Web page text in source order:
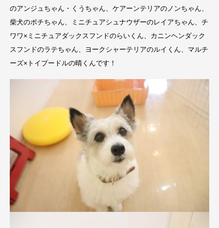
のアンジュちゃん・くうちゃん、ケアーンテリアのノンちゃん、
柴犬のポチちゃん、ミニチュアシュナウザーのレイアちゃん、チ
ワワ×ミニチュアダックスフンドのらいくん、カニンヘンダック
スフンドのラテちゃん、ヨークシャーテリアのルイくん、マルチ
ーズ×トイプードルの晴くんです！